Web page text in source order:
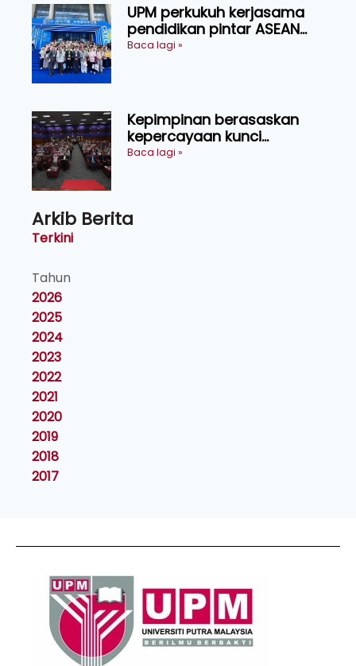
UPM perkukuh kerjasama
pendidikan pintar ASEAN
menerusi lawatan rasmi ke
Baca lagi »
Kepimpinan berasaskan
kepercayaan kunci
kecemerlangan institusi -
Baca lagi »
Arkib Berita
Terkini
Tahun
2026
2025
2024
2023
2022
2021
2020
2019
2018
2017